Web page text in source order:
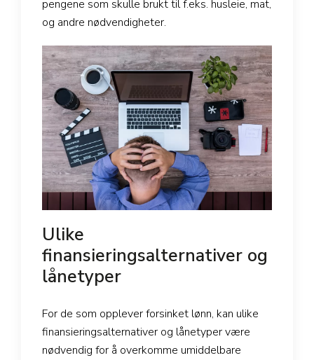
pengene som skulle brukt til f.eks. husleie, mat,
og andre nødvendigheter.
Ulike
finansieringsalternativer og
lånetyper
For de som opplever forsinket lønn, kan ulike
finansieringsalternativer og lånetyper være
nødvendig for å overkomme umiddelbare